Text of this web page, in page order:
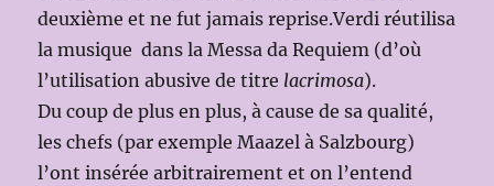
deuxième et ne fut jamais reprise.Verdi réutilisa
la musique dans la Messa da Requiem (d’où
l’utilisation abusive de titre lacrimosa).
Du coup de plus en plus, à cause de sa qualité,
les chefs (par exemple Maazel à Salzbourg)
l’ont insérée arbitrairement et on l’entend